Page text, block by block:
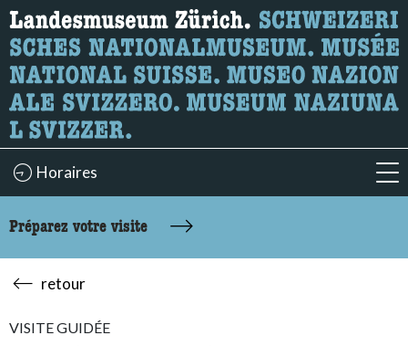
Recherche
Ici, vous pouvez rechercher le contenu de la page.
Horaires
Préparez votre visite
retour
VISITE GUIDÉE